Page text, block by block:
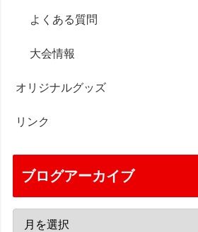
よくある質問
大会情報
オリジナルグッズ
リンク
ブログアーカイブ